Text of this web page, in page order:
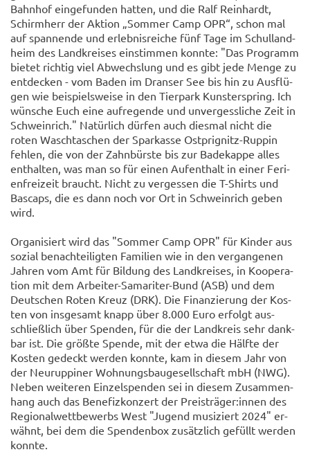
Bahn­hof ein­ge­fun­den hat­ten, und die Ralf Rein­hardt,
Schirm­herr der Ak­ti­on „Som­mer Camp OPR“, schon mal
auf span­nen­de und er­leb­nis­rei­che fünf Tage im Schul­land­
heim des Land­krei­ses ein­stim­men konn­te: "Das Pro­gramm
bie­tet rich­tig viel Ab­wechs­lung und es gibt jede Menge zu
ent­de­cken - vom Baden im Dran­ser See bis hin zu Aus­flü­
gen wie bei­spiels­wei­se in den Tier­park Kunst­er­spring. Ich
wün­sche Euch eine auf­re­gen­de und un­ver­gess­li­che Zeit in
Schw­ein­rich." Na­tür­lich dür­fen auch dies­mal nicht die
roten Wasch­ta­schen der Spar­kas­se Ostprignitz-​Ruppin
feh­len, die von der Zahn­bürs­te bis zur Ba­de­kap­pe alles
ent­hal­ten, was man so für einen Auf­ent­halt in einer Fe­ri­
en­frei­zeit braucht. Nicht zu ver­ges­sen die T-​Shirts und
Bas­caps, die es dann noch vor Ort in Schw­ein­rich geben
wird.
Or­ga­ni­siert wird das "Som­mer Camp OPR" für Kin­der aus
so­zi­al be­nach­tei­lig­ten Fa­mi­li­en wie in den ver­gan­ge­nen
Jah­ren vom Amt für Bil­dung des Land­krei­ses, in Ko­ope­ra­
ti­on mit dem Arbeiter-​Samariter-Bund (ASB) und dem
Deut­schen Roten Kreuz (DRK). Die Fi­nan­zie­rung der Kos­
ten von ins­ge­samt knapp über 8.000 Euro er­folgt aus­
schließ­lich über Spen­den, für die der Land­kreis sehr dank­
bar ist. Die größ­te Spen­de, mit der etwa die Hälf­te der
Kos­ten ge­deckt wer­den konn­te, kam in die­sem Jahr von
der Neu­rup­pi­ner Woh­nungs­bau­ge­sell­schaft mbH (NWG).
Neben wei­te­ren Ein­zel­spen­den sei in die­sem Zu­sam­men­
hang auch das Be­ne­fiz­kon­zert der Preis­trä­ger:innen des
Re­gio­nal­wett­be­werbs West "Ju­gend mu­si­ziert 2024" er­
wähnt, bei dem die Spen­den­box zu­sätz­lich ge­füllt wer­den
konn­te.